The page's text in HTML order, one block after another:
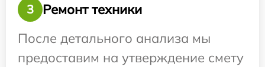
3
Ремонт техники
После детального анализа мы
предоставим на утверждение смету